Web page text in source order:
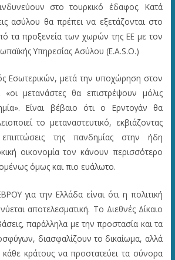
στο τουρκικό έδαφος. Κατά
ασύλου θα πρέπει να εξετάζονται στο
τα προξενεία των χωρών της ΕΕ με τον
Υπηρεσίας Ασύλου (E.A.S.O.)
Εσωτερικών, μετά την υποχώρηση στον
μετανάστες θα επιστρέψουν μόλις
Είναι βέβαιο ότι ο Ερντογάν θα
το μεταναστευτικό, εκβιάζοντας
της πανδημίας στην ήδη
οικονομία τον κάνουν περισσότερο
όμως και πιο ευάλωτο.
για την Ελλάδα είναι ότι η πολιτική
αποτελεσματική. Το Διεθνές Δίκαιο
παράλληλα με την προστασία και τα
διασφαλίζουν το δικαίωμα, αλλά
κράτους να προστατεύει τα σύνορα